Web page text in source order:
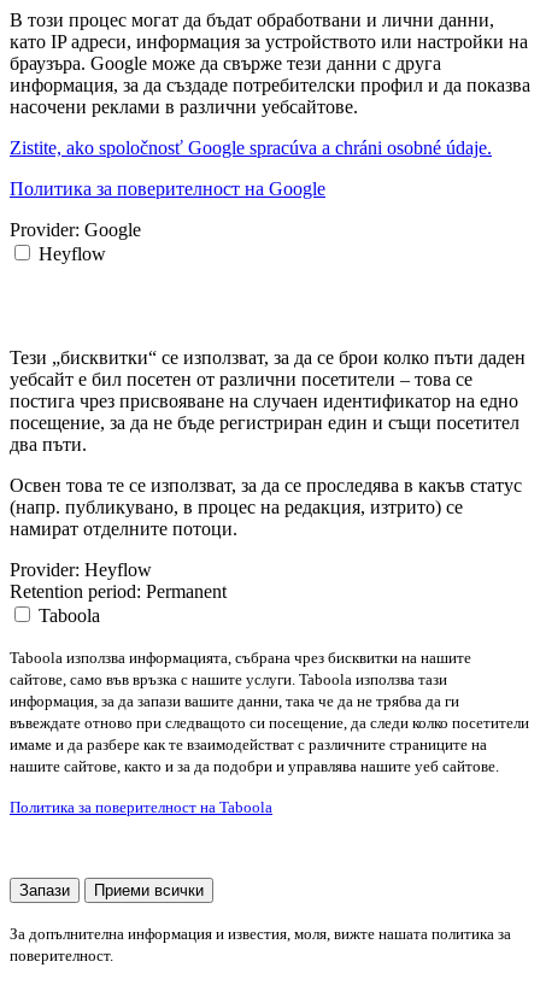
В този процес могат да бъдат обработвани и лични данни,
като IP адреси, информация за устройството или настройки на
браузъра. Google може да свърже тези данни с друга
информация, за да създаде потребителски профил и да показва
насочени реклами в различни уебсайтове.
Zistite, ako spoločnosť Google spracúva a chráni osobné údaje.
Политика за поверителност на Google
Provider: Google
Heyflow
Тези „бисквитки“ се използват, за да се брои колко пъти даден
уебсайт е бил посетен от различни посетители – това се
постига чрез присвояване на случаен идентификатор на едно
посещение, за да не бъде регистриран един и същи посетител
два пъти.
Освен това те се използват, за да се проследява в какъв статус
(напр. публикувано, в процес на редакция, изтрито) се
намират отделните потоци.
Provider: Heyflow
Retention period: Permanent
Taboola
Taboola използва информацията, събрана чрез бисквитки на нашите
сайтове, само във връзка с нашите услуги. Taboola използва тази
информация, за да запази вашите данни, така че да не трябва да ги
въвеждате отново при следващото си посещение, да следи колко посетители
имаме и да разбере как те взаимодействат с различните страниците на
нашите сайтове, както и за да подобри и управлява нашите уеб сайтове.
Политика за поверителност на Taboola
Запази Приеми всички
За допълнителна информация и известия, моля, вижте нашата политика за
поверителност.